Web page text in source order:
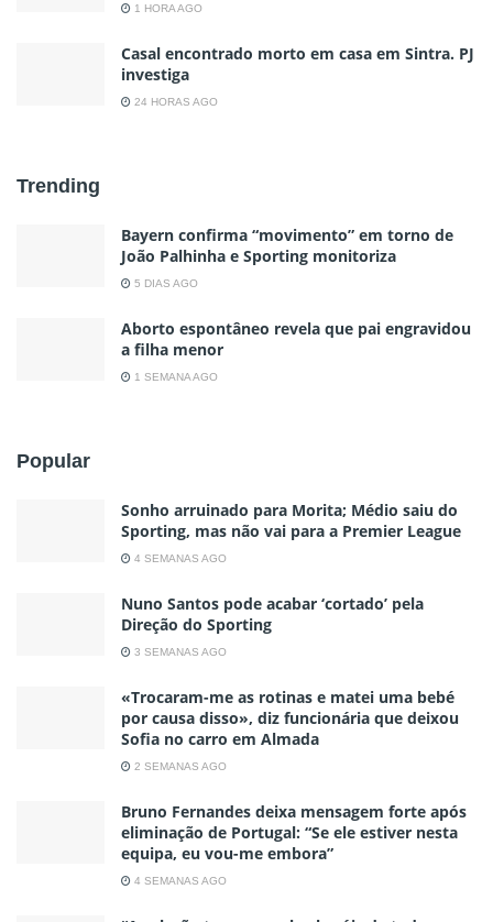
1 HORA AGO
Casal encontrado morto em casa em Sintra. PJ
investiga
24 HORAS AGO
Trending
Bayern confirma “movimento” em torno de
João Palhinha e Sporting monitoriza
5 DIAS AGO
Aborto espontâneo revela que pai engravidou
a filha menor
1 SEMANA AGO
Popular
Sonho arruinado para Morita; Médio saiu do
Sporting, mas não vai para a Premier League
4 SEMANAS AGO
Nuno Santos pode acabar ‘cortado’ pela
Direção do Sporting
3 SEMANAS AGO
«Trocaram-me as rotinas e matei uma bebé
por causa disso», diz funcionária que deixou
Sofia no carro em Almada
2 SEMANAS AGO
Bruno Fernandes deixa mensagem forte após
eliminação de Portugal: “Se ele estiver nesta
equipa, eu vou-me embora”
4 SEMANAS AGO